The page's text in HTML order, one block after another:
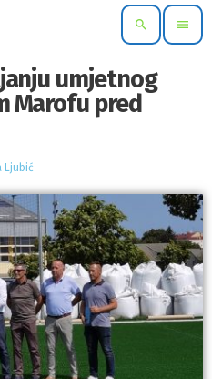
search menu
umjetnog
Marofu pred
Ljubić